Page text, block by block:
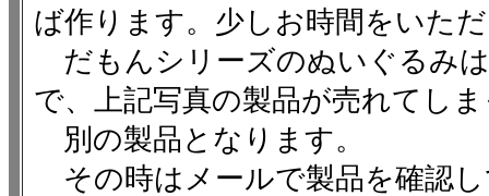
ば作ります。少しお時間をいた
だもんシリーズのぬいぐるみ
で、上記写真の製品が売れてし
別の製品となります。
その時はメールで製品を確認